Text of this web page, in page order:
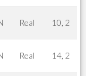
Real 10, 2
Real 14, 2